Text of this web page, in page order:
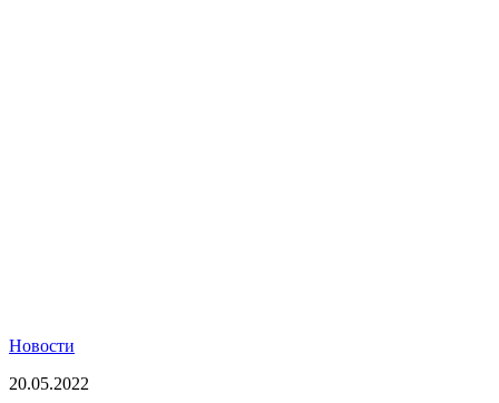
Новости
20.05.2022